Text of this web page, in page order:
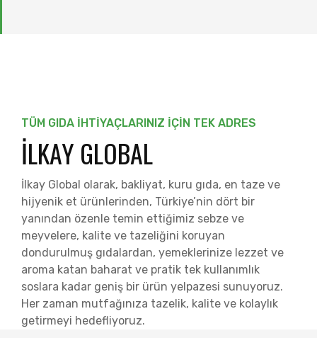
TÜM GIDA İHTIYAÇLARINIZ IÇIN TEK ADRES
İLKAY GLOBAL
İlkay Global olarak, bakliyat, kuru gıda, en taze ve
hijyenik et ürünlerinden, Türkiye’nin dört bir
yanından özenle temin ettiğimiz sebze ve
meyvelere, kalite ve tazeliğini koruyan
dondurulmuş gıdalardan, yemeklerinize lezzet ve
aroma katan baharat ve pratik tek kullanımlık
soslara kadar geniş bir ürün yelpazesi sunuyoruz.
Her zaman mutfağınıza tazelik, kalite ve kolaylık
getirmeyi hedefliyoruz.